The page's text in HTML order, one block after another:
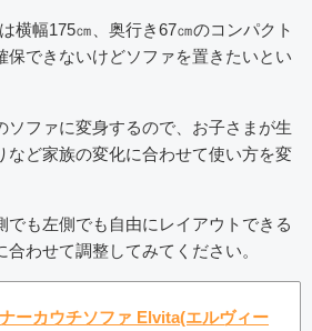
横幅175㎝、奥行き67㎝のコンパクト
保できないけどソファを置きたいとい
ソファに変身するので、お子さまが生
など家族の変化に合わせて使い方を変
でも左側でも自由にレイアウトできる
わせて調整してみてください。
ーカウチソファ Elvita(エルヴィー